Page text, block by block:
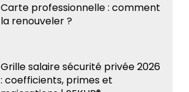
Carte professionnelle : comment
la renouveler ?
Grille salaire sécurité privée 2026
: coefficients, primes et